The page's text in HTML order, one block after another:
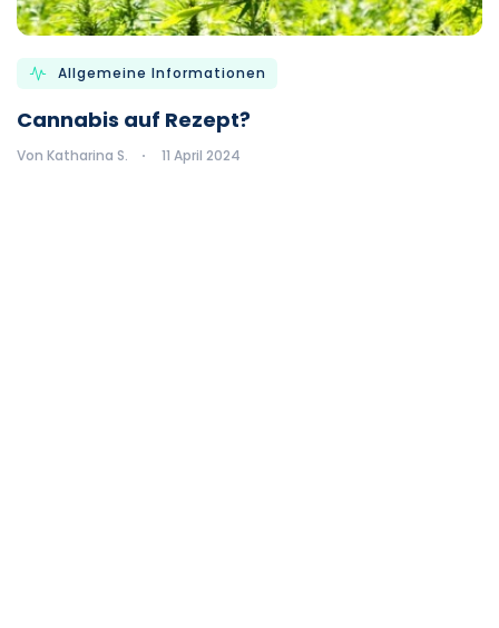
Allgemeine Informationen
Cannabis auf Rezept?
Von Katharina S. 11 April 2024